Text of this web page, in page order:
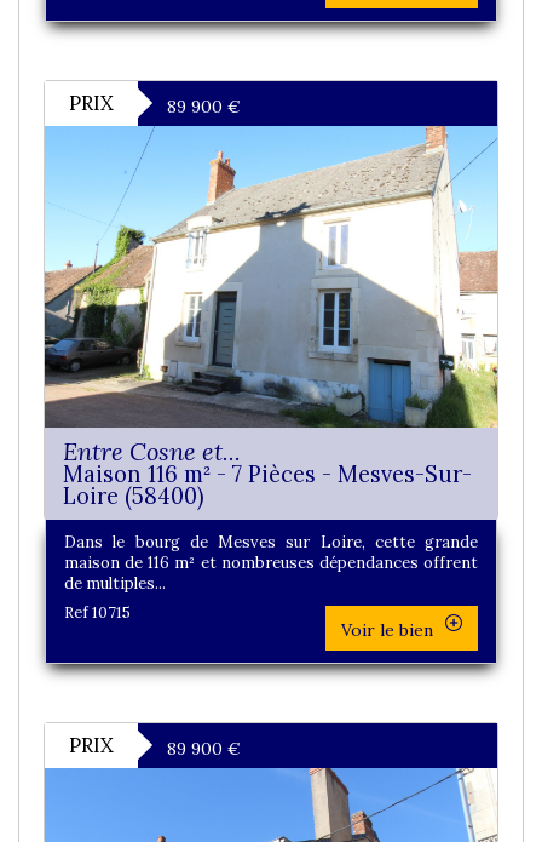
PRIX 89 900 €
Entre Cosne et...
Maison 116 m² - 7 Pièces - Mesves-Sur-
Loire (58400)
Dans le bourg de Mesves sur Loire, cette grande
maison de 116 m² et nombreuses dépendances offrent
de multiples...
Ref 10715
Voir le bien
PRIX 89 900 €